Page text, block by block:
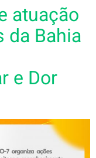
atuação
da Bahia
e Dor